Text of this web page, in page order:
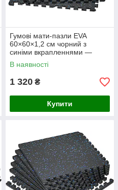
Гумові мати-пазли EVA
60×60×1,2 см чорний з
синіми вкрапленнями —
комплект 4 шт
В наявності
1 320 ₴
Купити